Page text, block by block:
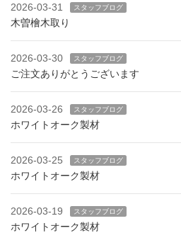
2026-03-31 スタッフブログ
木曽檜木取り
2026-03-30 スタッフブログ
ご注文ありがとうございます
2026-03-26 スタッフブログ
ホワイトオーク製材
2026-03-25 スタッフブログ
ホワイトオーク製材
2026-03-19 スタッフブログ
ホワイトオーク製材